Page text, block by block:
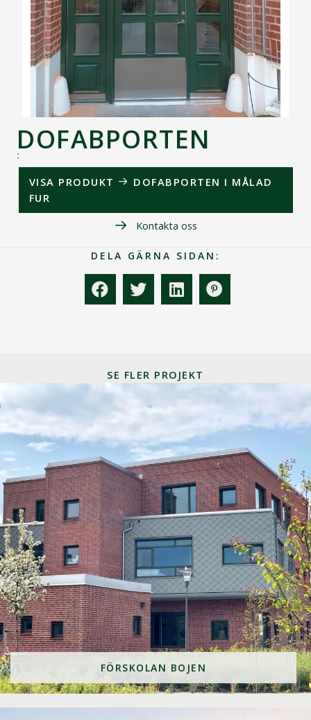
DOFABPORTEN
:
VISA PRODUKT
DOFABPORTEN I MÅLAD
FUR
Kontakta oss
DELA GÄRNA SIDAN:
SE FLER PROJEKT
FÖRSKOLAN BOJEN